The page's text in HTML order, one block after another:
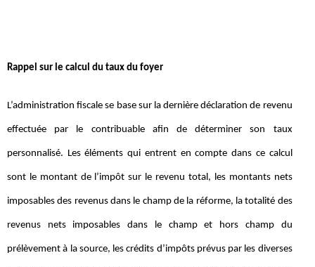
Rappel sur le calcul du taux du foyer
L’administration fiscale se base sur la dernière déclaration de revenu
effectuée par le contribuable afin de déterminer son taux
personnalisé. Les éléments qui entrent en compte dans ce calcul
sont le montant de l’impôt sur le revenu total, les montants nets
imposables des revenus dans le champ de la réforme, la totalité des
revenus nets imposables dans le champ et hors champ du
prélèvement à la source, les crédits d’impôts prévus par les diverses